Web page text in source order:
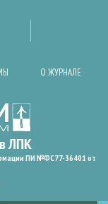
О ЖУРНАЛЕ
ПИ №ФС77-36401 от